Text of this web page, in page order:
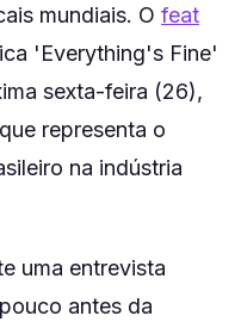
mundiais. O feat
'Everything's Fine'
sexta-feira (26),
representa o
na indústria
uma entrevista
antes da